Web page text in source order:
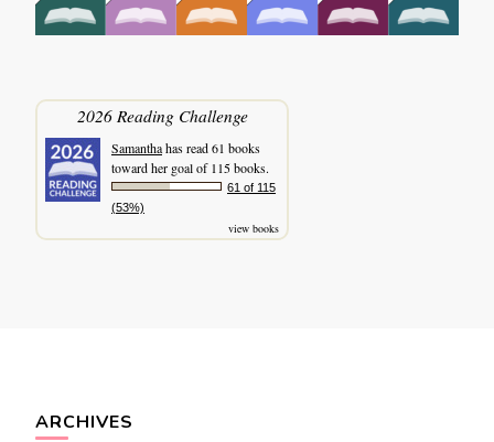
2026 Reading Challenge
Samanthahas read 61 books
toward her goal of 115 books.
61 of 115
(53%)
view books
ARCHIVES